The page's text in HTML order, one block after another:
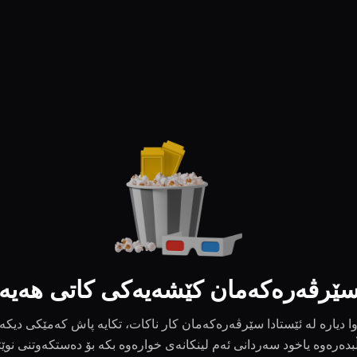
کێشەیەکی کاتی
وا دیارە لە ئێستادا سێرڤەرەکەمان کار ناکات، تکایە پاش کەمێکی دیکە
یاخود سەردانی ئەم لینکانەی خوارەوە بکە بۆ دەستکەوتنی